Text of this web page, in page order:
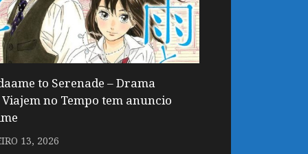
to Serenade – Drama
no Tempo tem anuncio
13, 2026